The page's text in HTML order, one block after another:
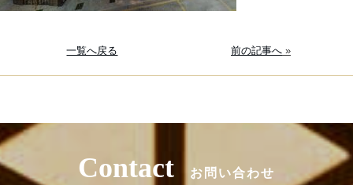
一覧へ戻る 前の記事へ»
Contact お問い合わせ